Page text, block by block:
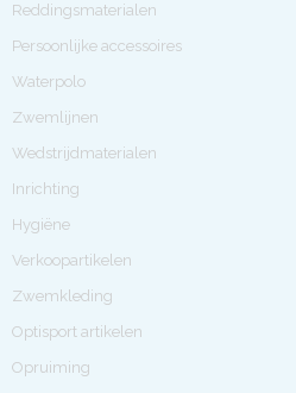
Reddingsmaterialen
Persoonlijke accessoires
Waterpolo
Zwemlijnen
Wedstrijdmaterialen
Inrichting
Hygiëne
Verkoopartikelen
Zwemkleding
Optisport artikelen
Opruiming